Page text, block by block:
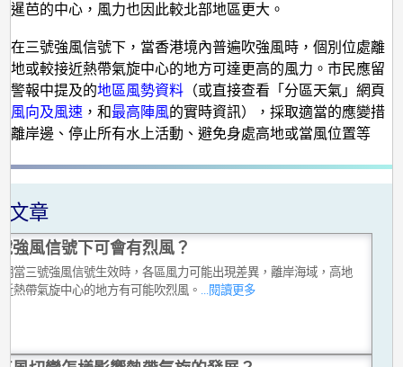
暹芭的中心，風力也因此較北部地區更大。
在三號強風信號下，當香港境內普遍吹強風時，個別位處離
地或較接近熱帶氣旋中心的地方可達更高的風力。市民應留
警報中提及的地區風勢資料 （或直接查看「分區天氣」網頁
風向及風速 ，和最高陣風的實時資訊），採取適當的應變措
離岸邊、停止所有水上活動、避免身處高地或當風位置等
文章
強風信號下可會有烈風？
當三號強風信號生效時，各區風力可能出現差異，離岸海域，高地
熱帶氣旋中心的地方有可能吹烈風。 ...閱讀更多